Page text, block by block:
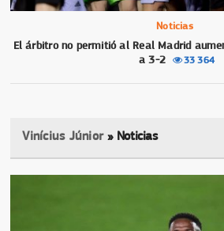
Noticias
El árbitro no permitió al Real Madrid
a 3-2
33 364
Vinícius Júnior» Noticias